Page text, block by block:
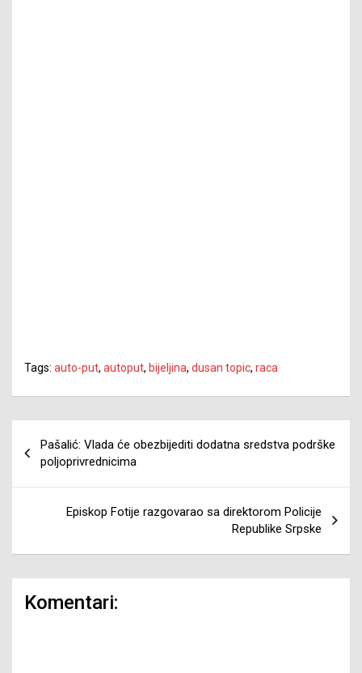
Tags: auto-put, autoput, bijeljina, dusan topic, raca
članaka
Pašalić: Vlada će obezbijediti dodatna sredstva podrške
poljoprivrednicima
Episkop Fotije razgovarao sa direktorom Policije
Republike Srpske
Komentari: